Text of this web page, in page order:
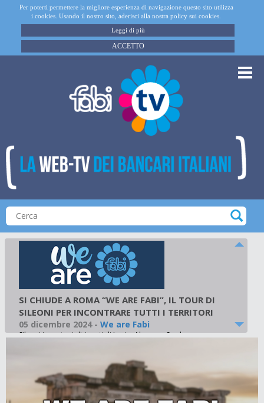
Per poterti permettere la migliore esperienza di navigazione questo sito utilizza
i cookies. Usando il nostro sito, aderisci alla nostra policy sui cookies.
Leggi di più
ACCETTO
SI CHIUDE A ROMA “WE ARE FABI”, IL TOUR DI
SILEONI PER INCONTRARE TUTTI I TERRITORI
05 dicembre 2024- We are Fabi
Sileoni incontra i dirigenti di Lazio, Abruzzo, Sardegna e